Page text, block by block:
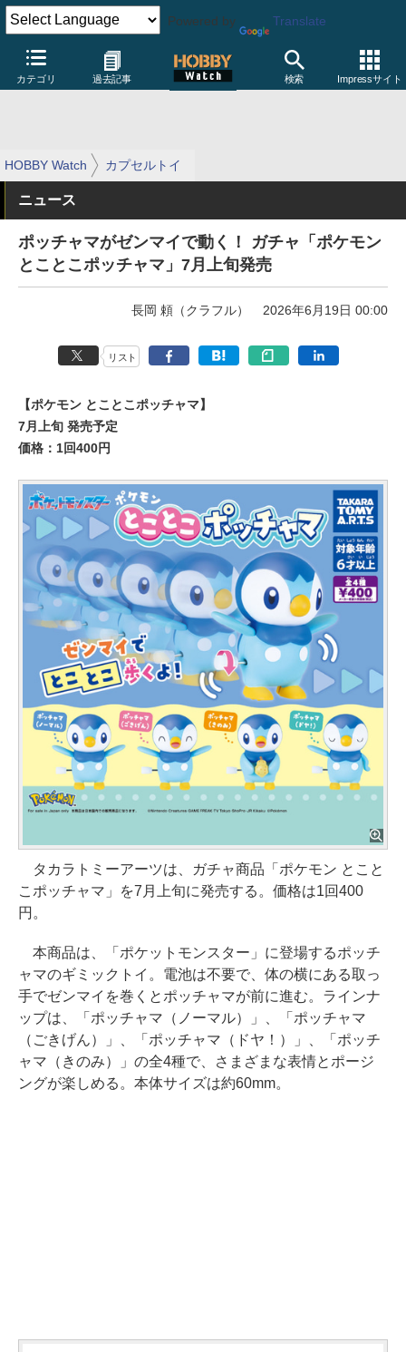
Powered by Translate
カテゴリ 過去記事 検索 Impressサイト
HOBBY Watch カプセルトイ
ニュース
ポッチャマがゼンマイで動く！ ガチャ「ポケモン
とことこポッチャマ」7月上旬発売
長岡 頼（クラフル） 2026年6月19日 00:00
リスト
【ポケモン とことこポッチャマ】
7月上旬 発売予定
価格：1回400円
タカラトミーアーツは、ガチャ商品「ポケモン とこと
こポッチャマ」を7月上旬に発売する。価格は1回400
円。
本商品は、「ポケットモンスター」に登場するポッチ
ャマのギミックトイ。電池は不要で、体の横にある取っ
手でゼンマイを巻くとポッチャマが前に進む。ラインナ
ップは、「ポッチャマ（ノーマル）」、「ポッチャマ
（ごきげん）」、「ポッチャマ（ドヤ！）」、「ポッチ
ャマ（きのみ）」の全4種で、さまざまな表情とポージ
ングが楽しめる。本体サイズは約60mm。